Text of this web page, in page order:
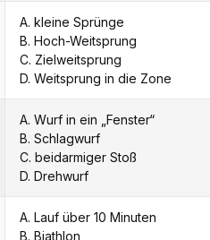
A. kleine Sprünge
B. Hoch-Weitsprung
C. Zielweitsprung
D. Weitsprung in die Zone
A. Wurf in ein „Fenster“
B. Schlagwurf
C. beidarmiger Stoß
D. Drehwurf
A. Lauf über 10 Minuten
B. Biathlon